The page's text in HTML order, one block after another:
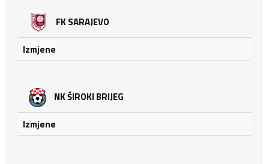
FK SARAJEVO
Izmjene
NK ŠIROKI BRIJEG
Izmjene